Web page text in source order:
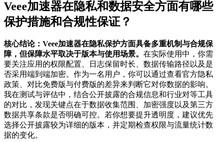
Veee加速器在隐私和数据安全方面有哪些
保护措施和合规性保证？
核心结论：Veee加速器在隐私保护方面具备多重机制与合规保
障，但保障水平取决于版本与使用场景。 在实际使用中，你需
要关注应用的权限配置、日志保留时长、数据传输路径以及是
否采用端到端加密。作为一名用户，你可以通过查看官方隐私
政策、对比免费版与付费版的差异来判断它对你数据的影响。
我在测试与评估中，结合公开披露的合规信息和行业对等工具
的对比，发现关键点在于数据收集范围、加密强度以及第三方
数据共享条款是否明确可控。若你想要提升透明度，建议优先
选择公开披露较为详细的版本，并定期检查权限与流量统计数
据的变化。